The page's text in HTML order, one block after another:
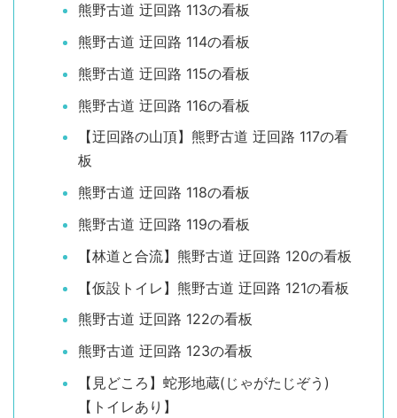
熊野古道 迂回路 113の看板
熊野古道 迂回路 114の看板
熊野古道 迂回路 115の看板
熊野古道 迂回路 116の看板
【迂回路の山頂】熊野古道 迂回路 117の看
板
熊野古道 迂回路 118の看板
熊野古道 迂回路 119の看板
【林道と合流】熊野古道 迂回路 120の看板
【仮設トイレ】熊野古道 迂回路 121の看板
熊野古道 迂回路 122の看板
熊野古道 迂回路 123の看板
【見どころ】蛇形地蔵(じゃがたじぞう)
【トイレあり】